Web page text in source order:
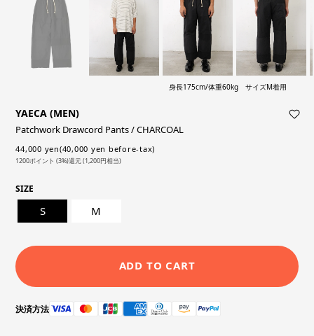
身長175cm/体重60kg サイズM着用
YAECA (MEN)
Patchwork Drawcord Pants / CHARCOAL
44,000 yen(40,000 yen before-tax)
1200ポイント (3%)還元 (1,200円相当)
SIZE
S M
ADD TO CART
決済方法